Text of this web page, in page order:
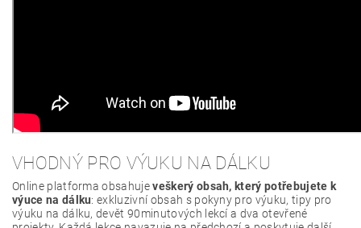
VHODNÝ PRO VÝUKU NA DÁLKU
Online platforma obsahujeveškerý obsah, který potřebujete k
výuce na dálku: exkluzivní obsah s pokyny pro výuku, tipy pro
výuku na dálku, devět 90minutových lekcí a dva otevřené